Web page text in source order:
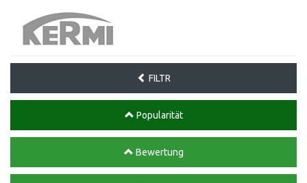
FILTR
Popularität
Bewertung